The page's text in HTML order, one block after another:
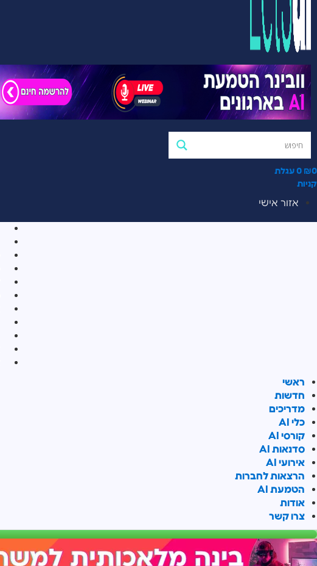
₪0
0 עגלת
קניות
אזור אישי
ראשי
חדשות
מדריכים
כלי AI
קורסי AI
סדנאות AI
אירועי AI
הרצאות לחברות
הטמעת AI
אודות
צרו קשר